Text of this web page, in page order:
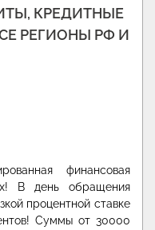
КРЕДИТНЫЕ
РЕГИОНЫ РФ И
финансовая
В день обращения
процентной ставке
Суммы от 30000